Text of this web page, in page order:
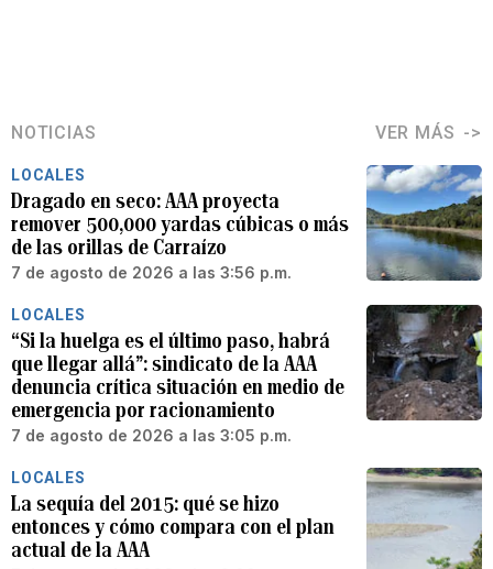
NOTICIAS VER MÁS
LOCALES
Dragado en seco: AAA proyecta
remover 500,000 yardas cúbicas o más
de las orillas de Carraízo
7 de agosto de 2026 a las 3:56 p.m.
LOCALES
“Si la huelga es el último paso, habrá
que llegar allá”: sindicato de la AAA
denuncia crítica situación en medio de
emergencia por racionamiento
7 de agosto de 2026 a las 3:05 p.m.
LOCALES
La sequía del 2015: qué se hizo
entonces y cómo compara con el plan
actual de la AAA